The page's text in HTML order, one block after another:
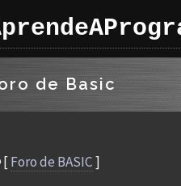
de Basic
[Foro de BASIC]